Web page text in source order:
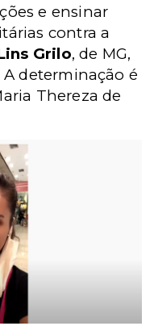
e ensinar
contra a
Grilo, de MG,
A determinação é
Thereza de